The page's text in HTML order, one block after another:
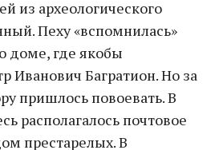
из археологического
Пеху «вспомнилась»
доме, где якобы
Иванович Багратион. Но за
пришлось повоевать. В
располагалось почтовое
престарелых. В